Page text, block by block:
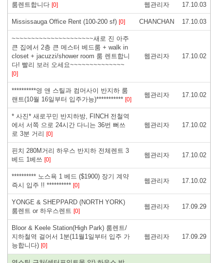
룸렌트합니다 [0] 웹관리자 17.10.03
Mississauga Office Rent (100-200 sf) [0] CHANCHAN 17.10.03
~~~~~~~~~~~~~~~~~~~~~새로 진 아주
큰 집에서 2층 큰 메스터 베드룸 + walk in
closet + jacuzzi/shower room 룸 렌트합니
다! 빨리 보러 오세요~~~~~~~~~~~~~~
[0]
웹관리자 17.10.02
**********영 앤 스틸과 컴머사이 반지하 룸
랜트(10월 16일부터 입주가능)*********** [0]
웹관리자 17.10.02
* 사진* 새로꾸민 반지하방, FINCH 전철역
에서 서쪽 으로 24시간 다니는 36번 뻐쓰
로 3분 거리 [0]
웹관리자 17.10.02
핀치 280M거리 하우스 반지하 전체렌트 3
베드 1베쓰 [0]
웹관리자 17.10.02
********** 노스욕 1 베드 ($1900) 장기 계약
즉시 입주 !! ********** [0]
웹관리자 17.10.02
YONGE & SHEPPARD (NORTH YORK)
룸렌트 or 하우스렌트 [0]
웹관리자 17.09.29
Bloor & Keele Station(High Park) 룸렌트/
지하철역 걸어서 1분(11월1일부터 입주 가
능합니다) [0]
웹관리자 17.09.29